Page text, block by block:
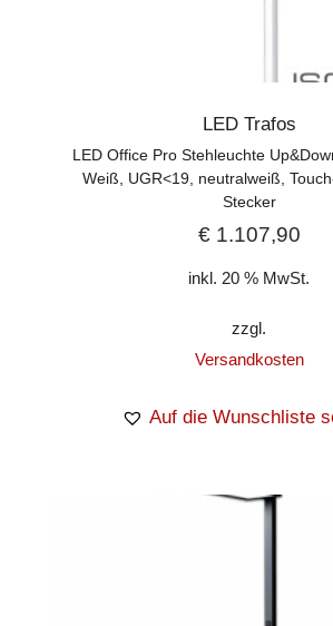
LED Trafos
LED Office Pro Stehleuchte
Weiß, UGR<19, neutralweiß,
Stecker
€1.107,90
inkl. 20 % MwSt.
zzgl.
Versandkosten
Auf die Wunschliste